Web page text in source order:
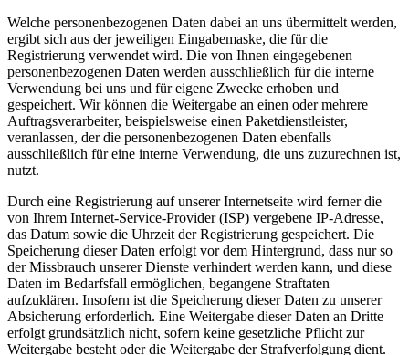
Welche personenbezogenen Daten dabei an uns übermittelt werden,
ergibt sich aus der jeweiligen Eingabemaske, die für die
Registrierung verwendet wird. Die von Ihnen eingegebenen
personenbezogenen Daten werden ausschließlich für die interne
Verwendung bei uns und für eigene Zwecke erhoben und
gespeichert. Wir können die Weitergabe an einen oder mehrere
Auftragsverarbeiter, beispielsweise einen Paketdienstleister,
veranlassen, der die personenbezogenen Daten ebenfalls
ausschließlich für eine interne Verwendung, die uns zuzurechnen ist,
nutzt.
Durch eine Registrierung auf unserer Internetseite wird ferner die
von Ihrem Internet-Service-Provider (ISP) vergebene IP-Adresse,
das Datum sowie die Uhrzeit der Registrierung gespeichert. Die
Speicherung dieser Daten erfolgt vor dem Hintergrund, dass nur so
der Missbrauch unserer Dienste verhindert werden kann, und diese
Daten im Bedarfsfall ermöglichen, begangene Straftaten
aufzuklären. Insofern ist die Speicherung dieser Daten zu unserer
Absicherung erforderlich. Eine Weitergabe dieser Daten an Dritte
erfolgt grundsätzlich nicht, sofern keine gesetzliche Pflicht zur
Weitergabe besteht oder die Weitergabe der Strafverfolgung dient.